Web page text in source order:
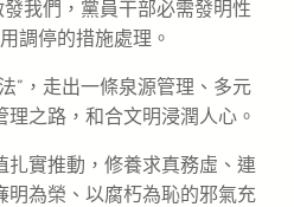
發我們，黨員干部必需發明性
調停的措施處理。
”，走出一條泉源管理、多元
之路，和合文明浸潤人心。
扎實推動，修養求真務虛、連
明為榮、以腐朽為恥的邪氣充